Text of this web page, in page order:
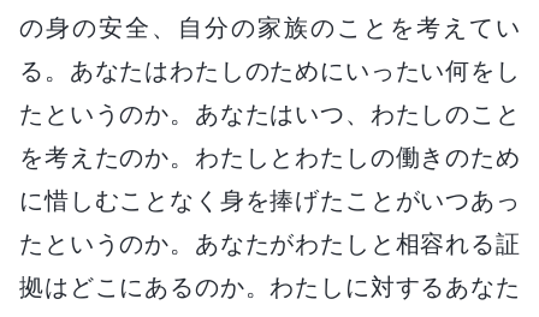
の身の安全、自分の家族のことを考えてい
る。あなたはわたしのためにいったい何をし
たというのか。あなたはいつ、わたしのこと
を考えたのか。わたしとわたしの働きのため
に惜しむことなく身を捧げたことがいつあっ
たというのか。あなたがわたしと相容れる証
拠はどこにあるのか。わたしに対するあなた